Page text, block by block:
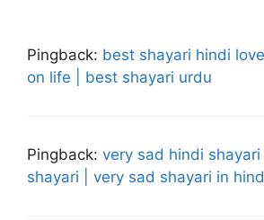
Pingback: best shayari hindi
on life | best shayari urdu
Pingback: very sad hindi
shayari | very sad shayari in